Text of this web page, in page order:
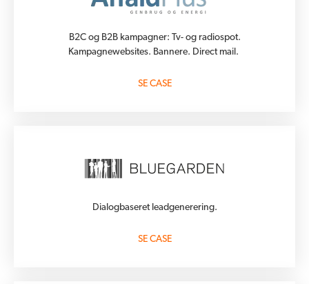
B2C og B2B kampagner: Tv- og radiospot.
Kampagnewebsites. Bannere. Direct mail.
SE CASE
Dialogbaseret leadgenerering.
SE CASE